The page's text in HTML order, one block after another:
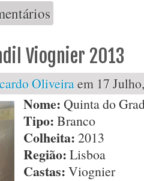
Velho 2013: lançamento
Viognier 2013
Oliveiraem 17
Nome: Quinta do
Tipo: Branco
Colheita: 2013
Região: Lisboa
Castas: Viognier